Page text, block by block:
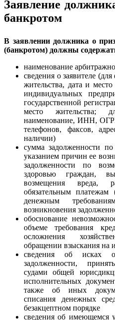
Заявление
банкротом
В заявлении должника о
(банкротом) должны
наименование
сведения о заявителе
жительства, дата и
индивидуальных
государственной
место жительства;
наименование, ИНН,
телефонов, факсов,
наличии)
сумма задолженности
указанием причин ее
задолженности по
здоровью граждан,
возмещения вреда,
обязательным
денежным
возникновения
обоснование
объеме требования
осложнения
обращении взыскания на
сведения об исках
задолженности,
судами общей
исполнительных
также об иных
списания денежных
безакцептном порядке
сведения об имеющемся